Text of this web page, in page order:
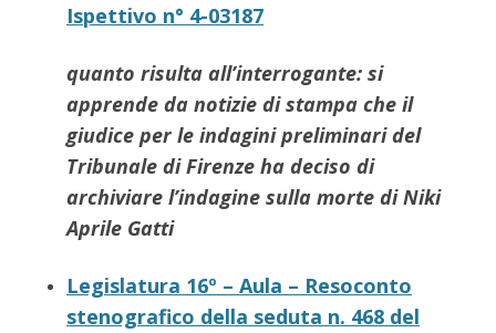
Ispettivo n° 4-03187
quanto risulta all’interrogante: si
apprende da notizie di stampa che il
giudice per le indagini preliminari del
Tribunale di Firenze ha deciso di
archiviare l’indagine sulla morte diNiki
Aprile Gatti
Legislatura 16º – Aula – Resoconto
stenografico della seduta n. 468 del